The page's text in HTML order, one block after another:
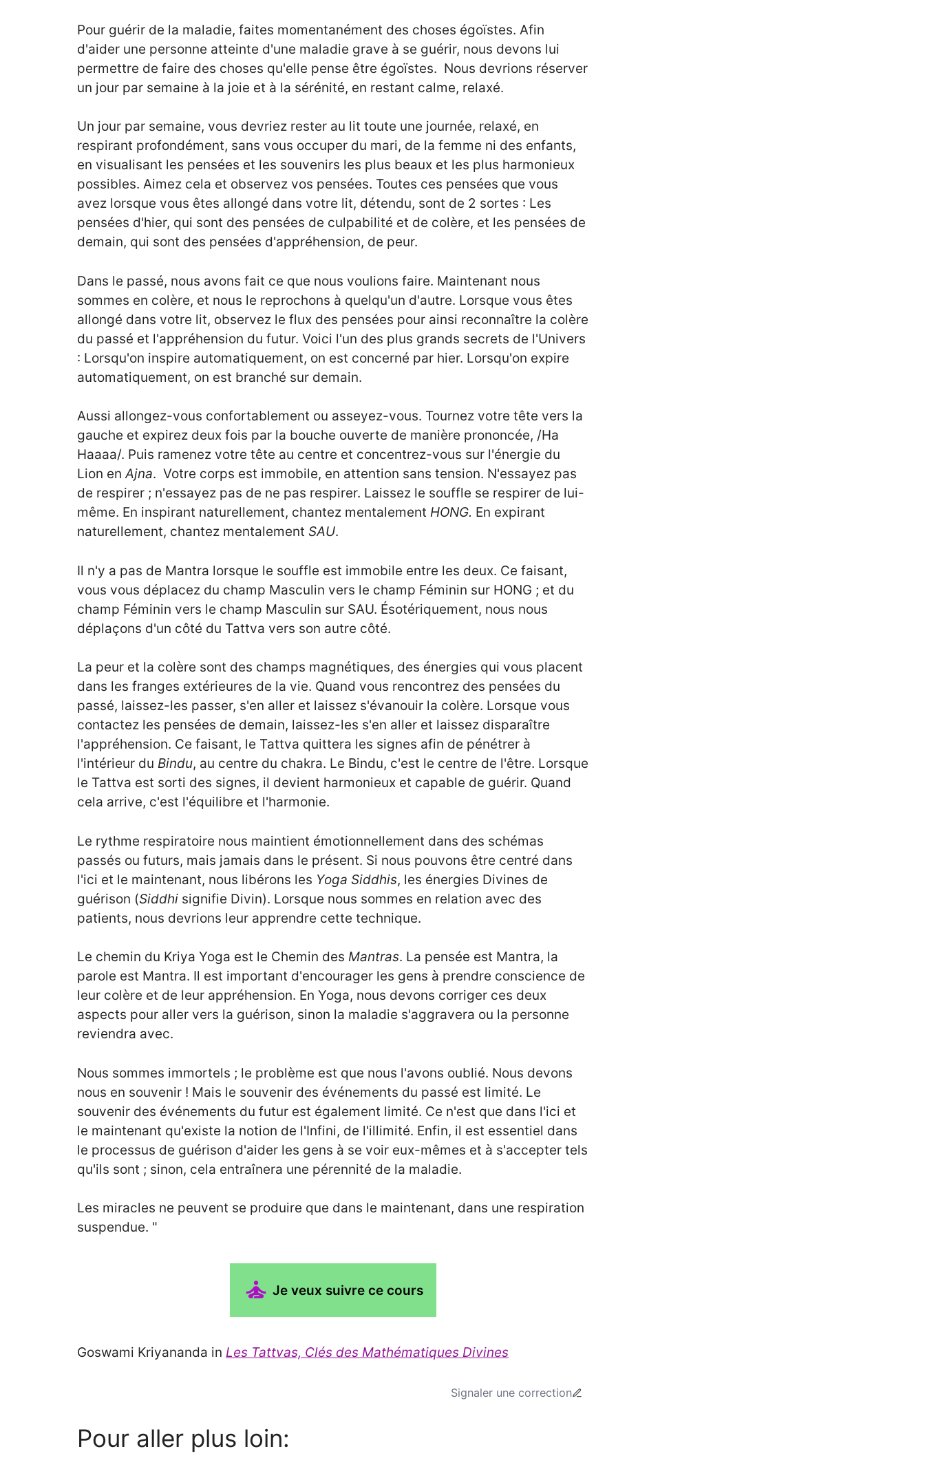
Pour guérir de la maladie, faites momentanément des choses égoïstes. Afin
d'aider une personne atteinte d'une maladie grave à se guérir, nous devons lui
permettre de faire des choses qu'elle pense être égoïstes. Nous devrions réserver
un jour par semaine à la joie et à la sérénité, en restant calme, relaxé.
Un jour par semaine, vous devriez rester au lit toute une journée, relaxé, en
respirant profondément, sans vous occuper du mari, de la femme ni des enfants,
en visualisant les pensées et les souvenirs les plus beaux et les plus harmonieux
possibles. Aimez cela et observez vos pensées. Toutes ces pensées que vous
avez lorsque vous êtes allongé dans votre lit, détendu, sont de 2 sortes : Les
pensées d'hier, qui sont des pensées de culpabilité et de colère, et les pensées de
demain, qui sont des pensées d'appréhension, de peur.
Dans le passé, nous avons fait ce que nous voulions faire. Maintenant nous
sommes en colère, et nous le reprochons à quelqu'un d'autre. Lorsque vous êtes
allongé dans votre lit, observez le flux des pensées pour ainsi reconnaître la colère
du passé et l'appréhension du futur. Voici l'un des plus grands secrets de l'Univers
: Lorsqu'on inspire automatiquement, on est concerné par hier. Lorsqu'on expire
automatiquement, on est branché sur demain.
Aussi allongez-vous confortablement ou asseyez-vous. Tournez votre tête vers la
gauche et expirez deux fois par la bouche ouverte de manière prononcée, /Ha
Haaaa/. Puis ramenez votre tête au centre et concentrez-vous sur l'énergie du
Lion enAjna. Votre corps est immobile, en attention sans tension. N'essayez pas
de respirer ; n'essayez pas de ne pas respirer. Laissez le souffle se respirer de lui-
même. En inspirant naturellement, chantez mentalement HONG. En expirant
naturellement, chantez mentalement SAU.
Il n'y a pas de Mantra lorsque le souffle est immobile entre les deux. Ce faisant,
vous vous déplacez du champ Masculin vers le champ Féminin sur HONG ; et du
champ Féminin vers le champ Masculin sur SAU. Ésotériquement, nous nous
déplaçons d'un côté du Tattva vers son autre côté.
La peur et la colère sont des champs magnétiques, des énergies qui vous placent
dans les franges extérieures de la vie. Quand vous rencontrez des pensées du
passé, laissez-les passer, s'en aller et laissez s'évanouir la colère. Lorsque vous
contactez les pensées de demain, laissez-les s'en aller et laissez disparaître
l'appréhension. Ce faisant, le Tattva quittera les signes afin de pénétrer à
l'intérieur du Bindu, au centre du chakra. Le Bindu, c'est le centre de l'être. Lorsque
le Tattva est sorti des signes, il devient harmonieux et capable de guérir. Quand
cela arrive, c'est l'équilibre et l'harmonie.
Le rythme respiratoire nous maintient émotionnellement dans des schémas
passés ou futurs, mais jamais dans le présent. Si nous pouvons être centré dans
l'ici et le maintenant, nous libérons les Yoga Siddhis, les énergies Divines de
guérison (Siddhi signifie Divin). Lorsque nous sommes en relation avec des
patients, nous devrions leur apprendre cette technique.
Le chemin du Kriya Yoga est le Chemin des Mantras. La pensée est Mantra, la
parole est Mantra. Il est important d'encourager les gens à prendre conscience de
leur colère et de leur appréhension. En Yoga, nous devons corriger ces deux
aspects pour aller vers la guérison, sinon la maladie s'aggravera ou la personne
reviendra avec.
Nous sommes immortels ; le problème est que nous l'avons oublié. Nous devons
nous en souvenir ! Mais le souvenir des événements du passé est limité. Le
souvenir des événements du futur est également limité. Ce n'est que dans l'ici et
le maintenant qu'existe la notion de l'Infini, de l'illimité. Enfin, il est essentiel dans
le processus de guérison d'aider les gens à se voir eux-mêmes et à s'accepter tels
qu'ils sont ; sinon, cela entraînera une pérennité de la maladie.
Les miracles ne peuvent se produire que dans le maintenant, dans une respiration
suspendue. "
Je veux suivre ce cours
Goswami Kriyananda in Les Tattvas, Clés des Mathématiques Divines
Signaler une correction
Pour aller plus loin: